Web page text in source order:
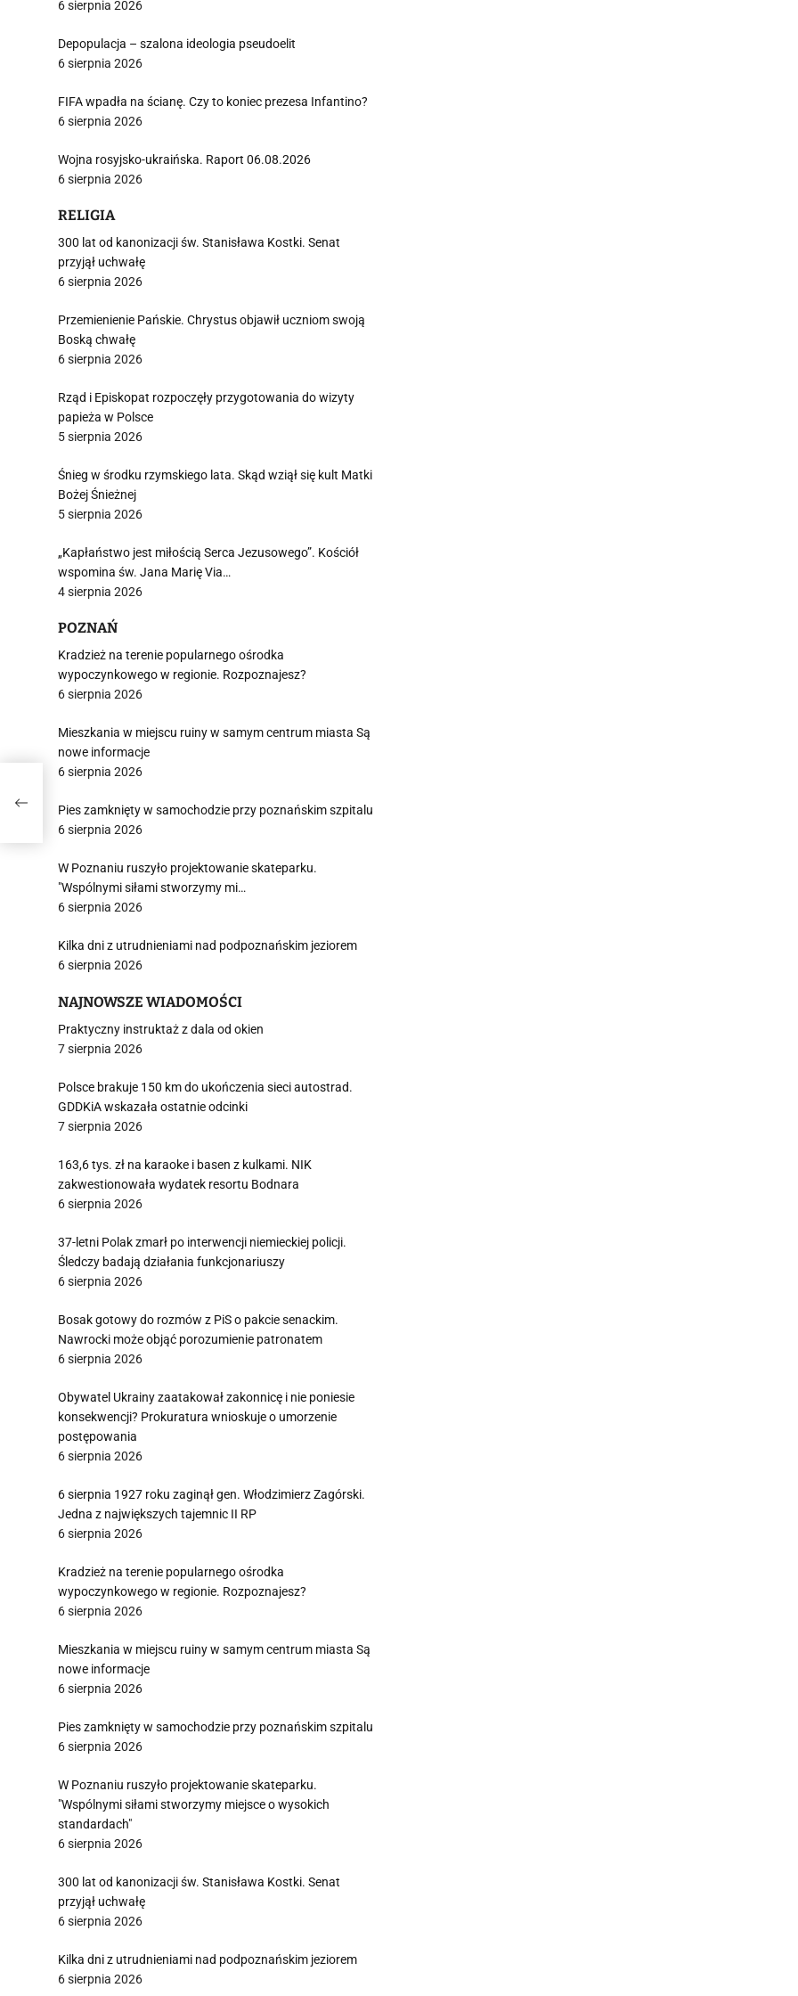
6 sierpnia 2026
Depopulacja – szalona ideologia pseudoelit
6 sierpnia 2026
FIFA wpadła na ścianę. Czy to koniec prezesa Infantino?
6 sierpnia 2026
Wojna rosyjsko-ukraińska. Raport 06.08.2026
6 sierpnia 2026
RELIGIA
300 lat od kanonizacji św. Stanisława Kostki. Senat
przyjął uchwałę
6 sierpnia 2026
Przemienienie Pańskie. Chrystus objawił uczniom swoją
Boską chwałę
6 sierpnia 2026
Rząd i Episkopat rozpoczęły przygotowania do wizyty
papieża w Polsce
5 sierpnia 2026
Śnieg w środku rzymskiego lata. Skąd wziął się kult Matki
Bożej Śnieżnej
5 sierpnia 2026
„Kapłaństwo jest miłością Serca Jezusowego”. Kościół
wspomina św. Jana Marię Via…
4 sierpnia 2026
POZNAŃ
Kradzież na terenie popularnego ośrodka
wypoczynkowego w regionie. Rozpoznajesz?
6 sierpnia 2026
Mieszkania w miejscu ruiny w samym centrum miasta Są
nowe informacje
6 sierpnia 2026
Pies zamknięty w samochodzie przy poznańskim szpitalu
6 sierpnia 2026
W Poznaniu ruszyło projektowanie skateparku.
"Wspólnymi siłami stworzymy mi…
6 sierpnia 2026
Kilka dni z utrudnieniami nad podpoznańskim jeziorem
6 sierpnia 2026
NAJNOWSZE WIADOMOŚCI
Praktyczny instruktaż z dala od okien
7 sierpnia 2026
Polsce brakuje 150 km do ukończenia sieci autostrad.
GDDKiA wskazała ostatnie odcinki
7 sierpnia 2026
163,6 tys. zł na karaoke i basen z kulkami. NIK
zakwestionowała wydatek resortu Bodnara
6 sierpnia 2026
37-letni Polak zmarł po interwencji niemieckiej policji.
Śledczy badają działania funkcjonariuszy
6 sierpnia 2026
Bosak gotowy do rozmów z PiS o pakcie senackim.
Nawrocki może objąć porozumienie patronatem
6 sierpnia 2026
Obywatel Ukrainy zaatakował zakonnicę i nie poniesie
konsekwencji? Prokuratura wnioskuje o umorzenie
postępowania
6 sierpnia 2026
6 sierpnia 1927 roku zaginął gen. Włodzimierz Zagórski.
Jedna z największych tajemnic II RP
6 sierpnia 2026
Kradzież na terenie popularnego ośrodka
wypoczynkowego w regionie. Rozpoznajesz?
6 sierpnia 2026
Mieszkania w miejscu ruiny w samym centrum miasta Są
nowe informacje
6 sierpnia 2026
Pies zamknięty w samochodzie przy poznańskim szpitalu
6 sierpnia 2026
W Poznaniu ruszyło projektowanie skateparku.
"Wspólnymi siłami stworzymy miejsce o wysokich
standardach"
6 sierpnia 2026
300 lat od kanonizacji św. Stanisława Kostki. Senat
przyjął uchwałę
6 sierpnia 2026
Kilka dni z utrudnieniami nad podpoznańskim jeziorem
6 sierpnia 2026